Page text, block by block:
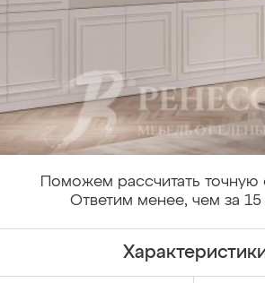
Поможем рассчитать точную
Ответим менее, чем за 15